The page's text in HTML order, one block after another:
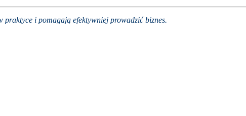
praktyce i pomagają efektywniej prowadzić biznes.